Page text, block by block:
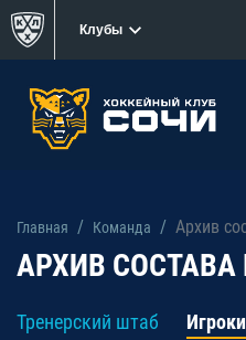
Клубы
Главная Кoманда Архив
АРХИВ
Тренерский штаб Игроки